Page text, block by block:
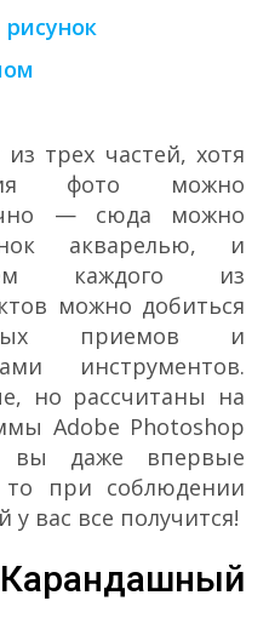
трех частей, хотя
фото можно
— сюда можно
акварелью, и
каждого из
можно добиться
приемов и
инструментов.
но рассчитаны на
Adobe Photoshop
вы даже впервые
при соблюдении
вас все получится!